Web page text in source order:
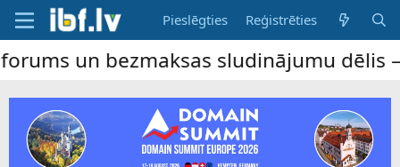
Pieslēgties Reģistrēties
sludinājumu dēlis – dalība